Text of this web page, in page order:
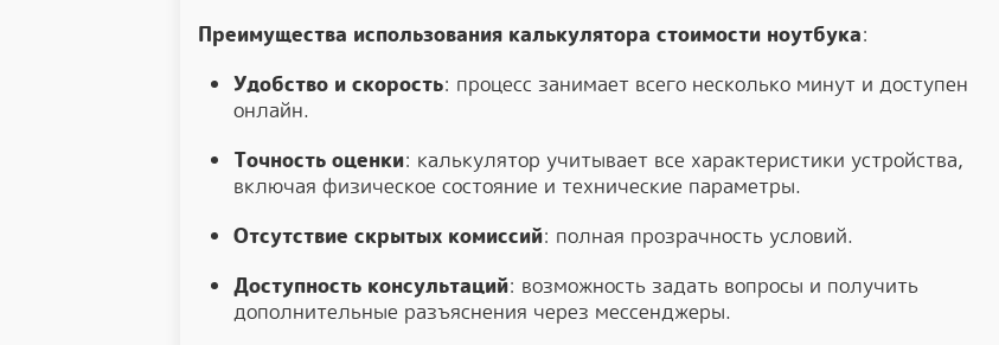
Преимущества использования калькулятора стоимости ноутбука:
Удобство и скорость: процесс занимает всего несколько минут и доступен
онлайн.
Точность оценки: калькулятор учитывает все характеристики устройства,
включая физическое состояние и технические параметры.
Отсутствие скрытых комиссий: полная прозрачность условий.
Доступность консультаций: возможность задать вопросы и получить
дополнительные разъяснения через мессенджеры.